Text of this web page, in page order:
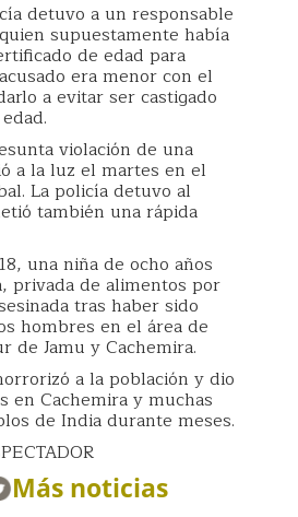
detuvo a un responsable
supuestamente había
de edad para
era menor con el
a evitar ser castigado
violación de una
a la luz el martes en el
La policía detuvo al
también una rápida
una niña de ocho años
privada de alimentos por
tras haber sido
hombres en el área de
de Jamu y Cachemira.
a la población y dio
en Cachemira y muchas
de India durante meses.
Más noticias